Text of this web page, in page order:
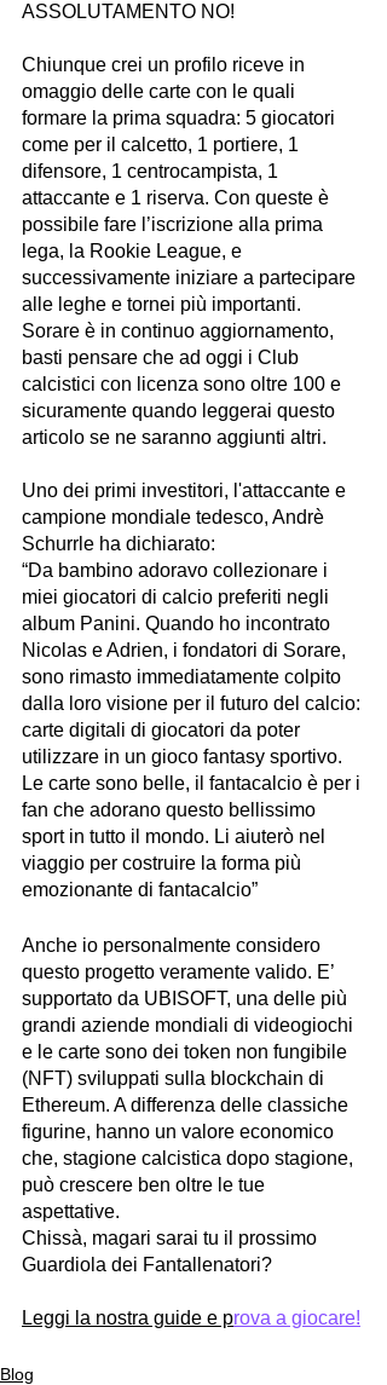
ASSOLUTAMENTO NO!
Chiunque crei un profilo riceve in
omaggio delle carte con le quali
formare la prima squadra: 5 giocatori
come per il calcetto, 1 portiere, 1
difensore, 1 centrocampista, 1
attaccante e 1 riserva. Con queste è
possibile fare l’iscrizione alla prima
lega, la Rookie League, e
successivamente iniziare a partecipare
alle leghe e tornei più importanti.
Sorare è in continuo aggiornamento,
basti pensare che ad oggi i Club
calcistici con licenza sono oltre 100 e
sicuramente quando leggerai questo
articolo se ne saranno aggiunti altri.
Uno dei primi investitori, l'attaccante e
campione mondiale tedesco, Andrè
Schurrle ha dichiarato:
“Da bambino adoravo collezionare i
miei giocatori di calcio preferiti negli
album Panini. Quando ho incontrato
Nicolas e Adrien, i fondatori di Sorare,
sono rimasto immediatamente colpito
dalla loro visione per il futuro del calcio:
carte digitali di giocatori da poter
utilizzare in un gioco fantasy sportivo.
Le carte sono belle, il fantacalcio è per i
fan che adorano questo bellissimo
sport in tutto il mondo. Li aiuterò nel
viaggio per costruire la forma più
emozionante di fantacalcio”
Anche io personalmente considero
questo progetto veramente valido. E’
supportato da UBISOFT, una delle più
grandi aziende mondiali di videogiochi
e le carte sono dei token non fungibile
(NFT) sviluppati sulla blockchain di
Ethereum. A differenza delle classiche
figurine, hanno un valore economico
che, stagione calcistica dopo stagione,
può crescere ben oltre le tue
aspettative.
Chissà, magari sarai tu il prossimo
Guardiola dei Fantallenatori?
Leggi la nostra guide e prova a giocare!
Blog